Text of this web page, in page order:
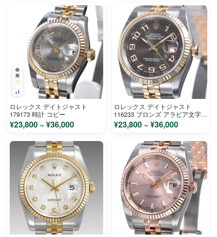
+1
ロレックス デイトジャスト
179173 時計 コピー
¥23,800 ~ ¥36,000
ロレックス デイトジャスト
116233 ブロンズ アラビア文字盤
ステンレス イエローゴールド メ
ンズ 時計 コピー
¥23,800 ~ ¥36,000